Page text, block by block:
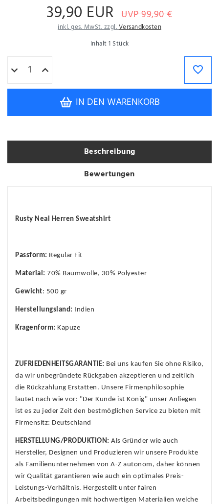
39,90 EUR UVP 99,90 €
inkl. ges. MwSt. zzgl.Versandkosten
Inhalt1 Stück
IN DEN WARENKORB
Beschreibung
Bewertungen
Rusty Neal Herren Sweatshirt
Passform: Regular Fit
Material: 70% Baumwolle, 30% Polyester
Gewicht: 500 gr
Herstellungsland: Indien
Kragenform: Kapuze
ZUFRIEDENHEITSGARANTIE: Bei uns kaufen Sie ohne Risiko,
da wir unbegründete Rückgaben akzeptieren und zeitlich
die Rückzahlung Erstatten. Unsere Firmenphilosophie
lautet nach wie vor: "Der Kunde ist König" unser Anliegen
ist es zu jeder Zeit den bestmöglichen Service zu bieten mit
Firmensitz: Deutschland
HERSTELLUNG/PRODUKTION: Als Gründer wie auch
Hersteller, Designen und Produzieren wir unsere Produkte
als Familienunternehmen von A-Z autonom, daher können
wir Qualität garantieren wie auch ein optimales Preis-
Leistungs-Verhältnis. Hergestellt unter fairen
Arbeitsbedingungen mit hochwertigen Materialien welche